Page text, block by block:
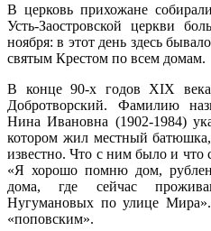
В церковь прихожане
Усть-Заостровской церкви
ноября: в этот день здесь
святым Крестом по всем домам.
В конце 90-х годов XIX
Добротворский. Фамилию
Нина Ивановна (1902-1984)
котором жил местный батюшка,
известно. Что с ним было и что
«Я хорошо помню дом,
дома, где сейчас
Нугумановых по улице
«поповским».